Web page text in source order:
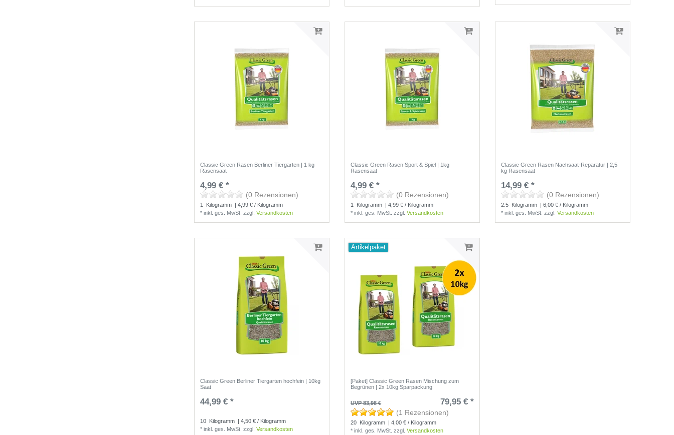
Classic Green Rasen Berliner Tiergarten | 1 kg
Rasensaat
4,99 € *
(0 Rezensionen)
1 Kilogramm | 4,99 € / Kilogramm
*inkl. ges. MwSt. zzgl.Versandkosten
Classic Green Rasen Sport & Spiel | 1kg
Rasensaat
4,99 € *
(0 Rezensionen)
1 Kilogramm | 4,99 € / Kilogramm
*inkl. ges. MwSt. zzgl.Versandkosten
Classic Green Rasen Nachsaat-Reparatur | 2,5
kg Rasensaat
14,99 € *
(0 Rezensionen)
2.5 Kilogramm | 6,00 € / Kilogramm
*inkl. ges. MwSt. zzgl.Versandkosten
Classic Green Berliner Tiergarten hochfein | 10kg
Saat
44,99 € *
10 Kilogramm
| 4,50 € / Kilogramm
*inkl. ges. MwSt. zzgl.Versandkosten
Artikelpaket
[Paket] Classic Green Rasen Mischung zum
Begrünen | 2x 10kg Sparpackung
UVP 83,98 € 79,95 € *
(1 Rezensionen)
20 Kilogramm
| 4,00 € / Kilogramm
*inkl. ges. MwSt. zzgl.Versandkosten